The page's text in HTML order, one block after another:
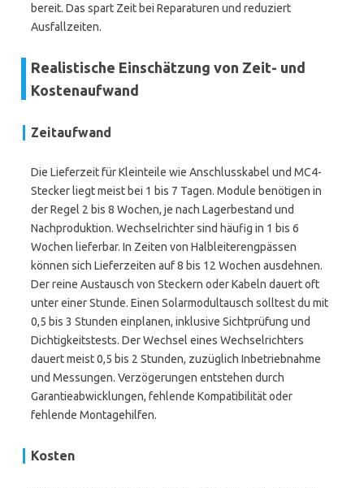
bereit. Das spart Zeit bei Reparaturen und reduziert
Ausfallzeiten.
Realistische Einschätzung von Zeit- und
Kostenaufwand
Zeitaufwand
Die Lieferzeit für Kleinteile wie Anschlusskabel und MC4-
Stecker liegt meist bei 1 bis 7 Tagen. Module benötigen in
der Regel 2 bis 8 Wochen, je nach Lagerbestand und
Nachproduktion. Wechselrichter sind häufig in 1 bis 6
Wochen lieferbar. In Zeiten von Halbleiterengpässen
können sich Lieferzeiten auf 8 bis 12 Wochen ausdehnen.
Der reine Austausch von Steckern oder Kabeln dauert oft
unter einer Stunde. Einen Solarmodultausch solltest du mit
0,5 bis 3 Stunden einplanen, inklusive Sichtprüfung und
Dichtigkeitstests. Der Wechsel eines Wechselrichters
dauert meist 0,5 bis 2 Stunden, zuzüglich Inbetriebnahme
und Messungen. Verzögerungen entstehen durch
Garantieabwicklungen, fehlende Kompatibilität oder
fehlende Montagehilfen.
Kosten